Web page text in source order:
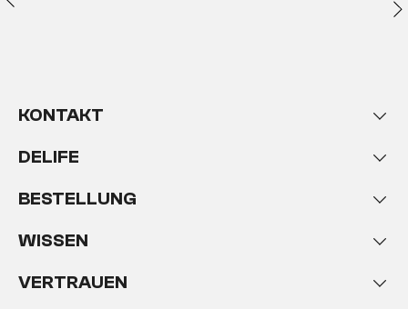
KONTAKT
DELIFE
BESTELLUNG
WISSEN
VERTRAUEN